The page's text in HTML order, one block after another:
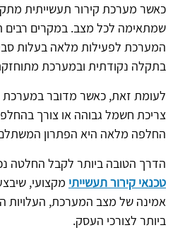
כאשר מערכת קירור תעשייתית
שמתאימה לכל מצב. במקרים רבים
המערכת לפעילות מלאה בעלות
בתקלה נקודתית ובמערכת
לעומת זאת, כאשר מדובר במערכת
צריכת חשמל גבוהה או צורך
החלפה מלאה היא הפתרון המשתלם
הדרך הטובה ביותר לקבל החלטה
טכנאי קירור תעשייתי מקצועי,
אמינה של מצב המערכת, העלויות
ביותר לצורכי העסק.